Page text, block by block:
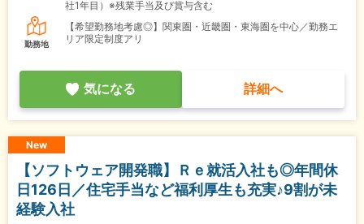
社1年目）※残業手当及び賞与含む
勤務地
【希望勤務地考慮◎】関東圏・近畿圏・東海圏を中心／勤務エ
リア限定制度アリ
気になる 詳細へ
New
【ソフトウェア開発職】Ｒｅ就活入社も◎年間休
日126日／住宅手当など福利厚生も充実♪9割が未
経験入社